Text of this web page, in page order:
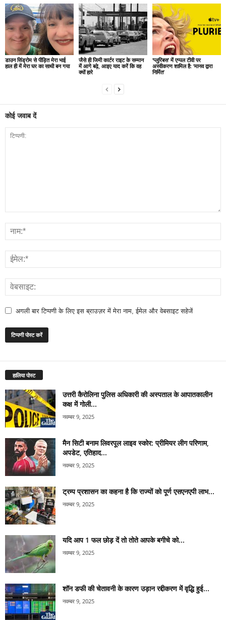
डाउन सिंड्रोम से पीड़ित मेरा भाई
हाल ही में मेरा घर का साथी बन गया
जैसे ही जिमी कार्टर राइट के सम्मान
में आगे बढ़े, आइए याद करें कि वह
क्यों हारे
‘प्लुरिबस’ में एप्पल टीवी पर
अस्वीकरण शामिल है: ‘मानव द्वारा
निर्मित’
कोई जवाब दें
अगली बार टिप्पणी के लिए इस ब्राउज़र में मेरा नाम, ईमेल और वेबसाइट सहेजें
हालिया पोस्ट
उत्तरी कैरोलिना पुलिस अधिकारी की अस्पताल के आपातकालीन
कक्ष में गोली...
नवम्बर 9, 2025
मैन सिटी बनाम लिवरपूल लाइव स्कोर: प्रीमियर लीग परिणाम,
अपडेट, एतिहाद...
नवम्बर 9, 2025
ट्रम्प प्रशासन का कहना है कि राज्यों को पूर्ण एसएनएपी लाभ...
नवम्बर 9, 2025
यदि आप 1 फल छोड़ दें तो तोते आपके बगीचे को...
नवम्बर 9, 2025
शॉन डफी की चेतावनी के कारण उड़ान रद्दीकरण में वृद्धि हुई...
नवम्बर 9, 2025